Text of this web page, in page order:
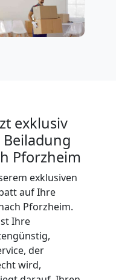
exklusiv
Beiladung
Pforzheim
exklusiven
auf Ihre
Pforzheim.
Ihre
der
wird,